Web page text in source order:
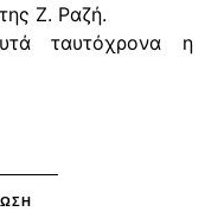
Ζ. Ραζή.
ταυτόχρονα η